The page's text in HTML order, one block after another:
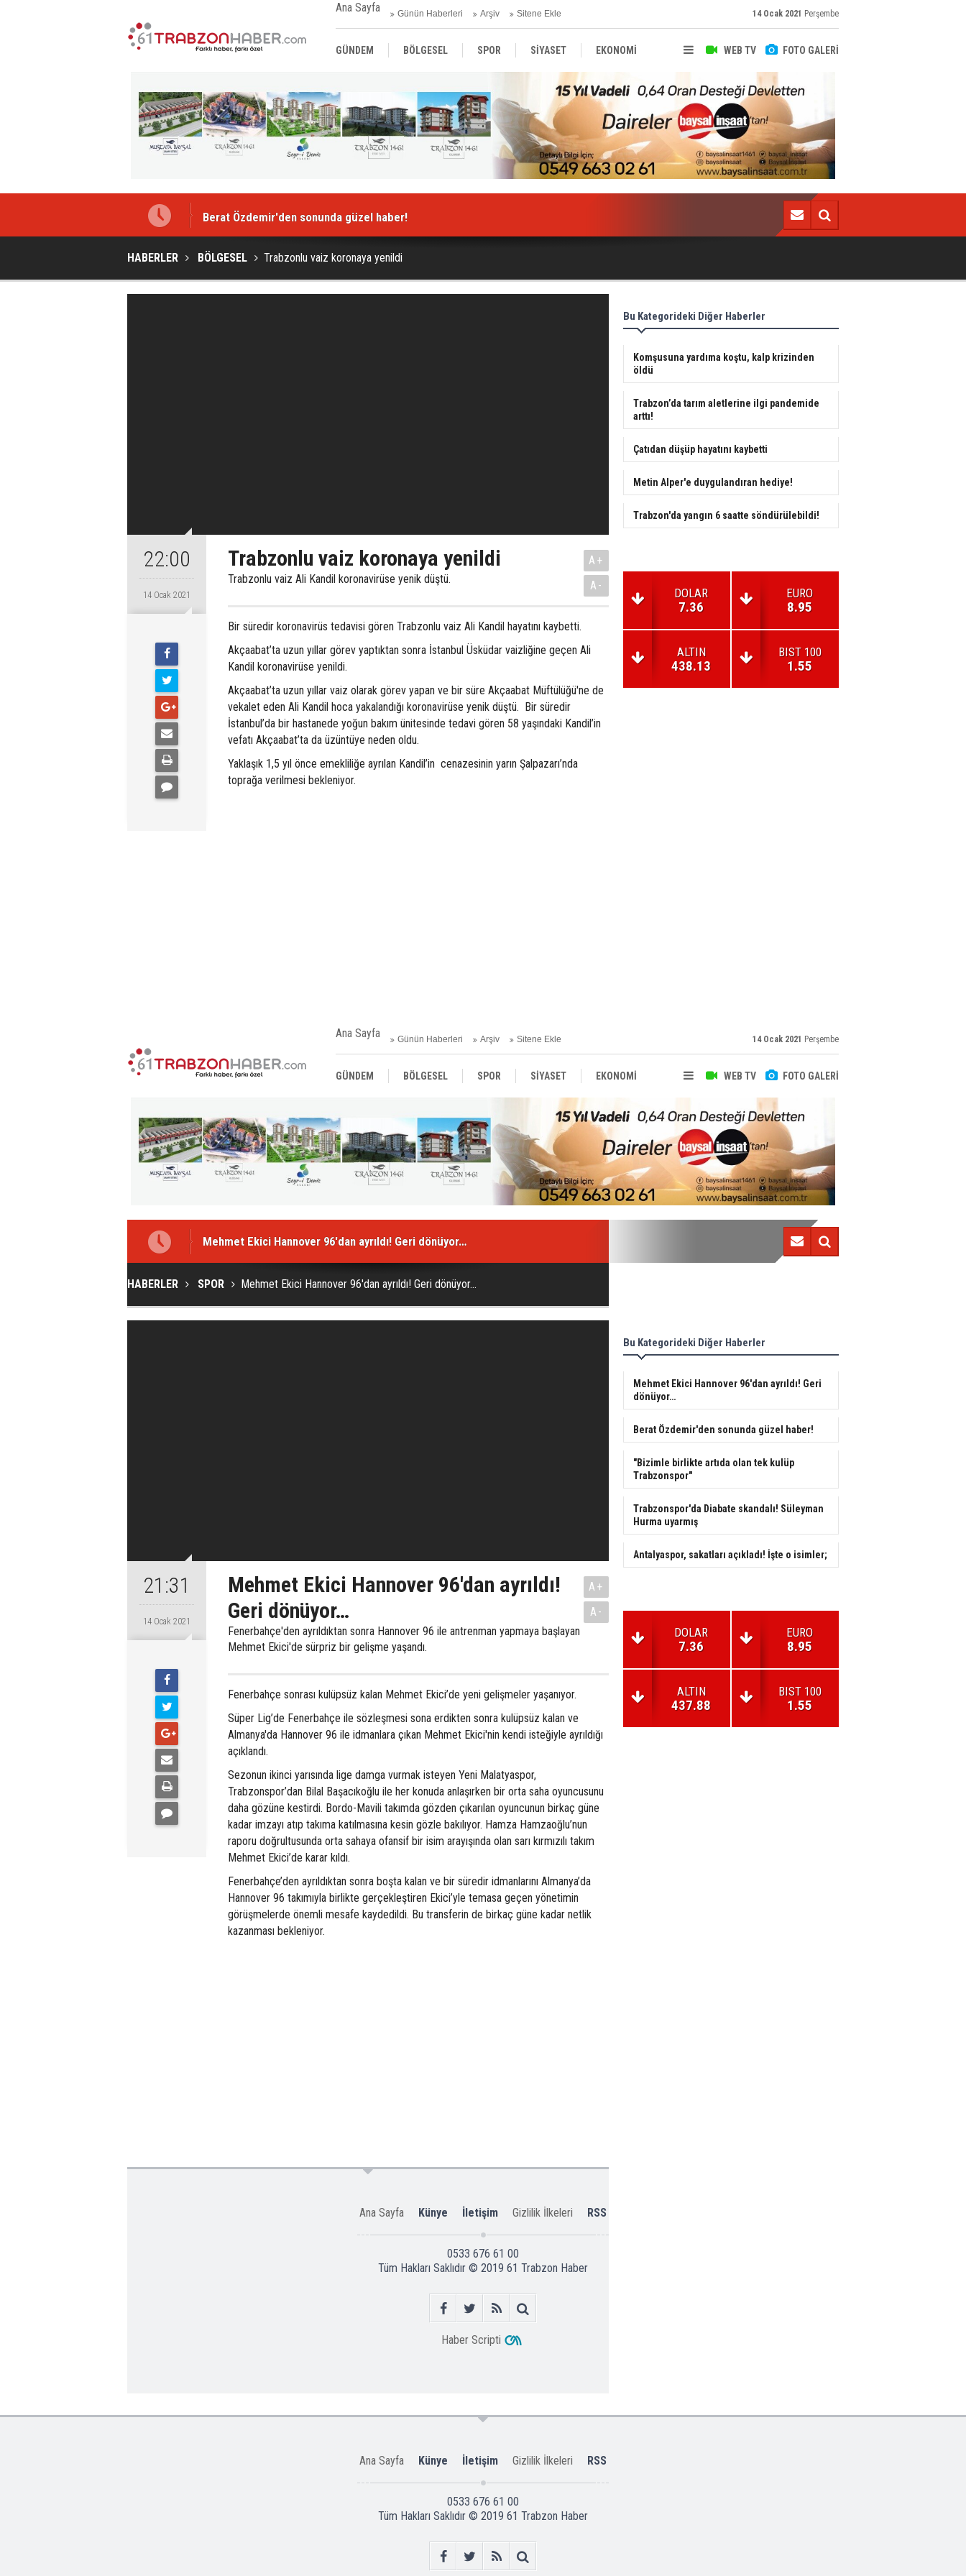
Ana Sayfa Günün Haberleri Arşiv Sitene Ekle 14 Ocak 2021 Perşembe
WEB TV FOTO GALERİ
GÜNDEM BÖLGESEL SPOR SİYASET EKONOMİ
SAĞLIK MAGAZİN BİLİM - TEKNOLOJİ
Berat Özdemir'den sonunda güzel haber! Türkiye günlük koronavirüs raporu - 14 Ocak
HABERLER BÖLGESEL Trabzonlu vaiz koronaya yenildi
22:00
14 Ocak 2021
Trabzonlu vaiz koronaya yenildi
Trabzonlu vaiz Ali Kandil koronavirüse yenik düştü.
A+
A-
Bir süredir koronavirüs tedavisi gören Trabzonlu vaiz Ali Kandil hayatını kaybetti.
Akçaabat’ta uzun yıllar görev yaptıktan sonra İstanbul Üsküdar vaizliğine geçen Ali
Kandil koronavirüse yenildi.
Akçaabat’ta uzun yıllar vaiz olarak görev yapan ve bir süre Akçaabat Müftülüğü'ne de
vekalet eden Ali Kandil hoca yakalandığı koronavirüse yenik düştü. Bir süredir
İstanbul’da bir hastanede yoğun bakım ünitesinde tedavi gören 58 yaşındaki Kandil’in
vefatı Akçaabat’ta da üzüntüye neden oldu.
Yaklaşık 1,5 yıl önce emekliliğe ayrılan Kandil’in cenazesinin yarın Şalpazarı’nda
toprağa verilmesi bekleniyor.
Ana Sayfa Günün Haberleri Arşiv Sitene Ekle 14 Ocak 2021 Perşembe
WEB TV FOTO GALERİ
GÜNDEM BÖLGESEL SPOR SİYASET EKONOMİ
SAĞLIK MAGAZİN BİLİM - TEKNOLOJİ
Mehmet Ekici Hannover 96'dan ayrıldı! Geri dönüyor… Berat Özdemir'den sonunda güzel haber!
HABERLER SPOR Mehmet Ekici Hannover 96'dan ayrıldı! Geri dönüyor…
21:31
14 Ocak 2021
Mehmet Ekici Hannover 96'dan ayrıldı!
Geri dönüyor…
Fenerbahçe'den ayrıldıktan sonra Hannover 96 ile antrenman yapmaya başlayan
Mehmet Ekici'de sürpriz bir gelişme yaşandı.
A+
A-
Fenerbahçe sonrası kulüpsüz kalan Mehmet Ekici’de yeni gelişmeler yaşanıyor.
Süper Lig’de Fenerbahçe ile sözleşmesi sona erdikten sonra kulüpsüz kalan ve
Almanya'da Hannover 96 ile idmanlara çıkan Mehmet Ekici'nin kendi isteğiyle ayrıldığı
açıklandı.
Sezonun ikinci yarısında lige damga vurmak isteyen Yeni Malatyaspor,
Trabzonspor’dan Bilal Başacıkoğlu ile her konuda anlaşırken bir orta saha oyuncusunu
daha gözüne kestirdi. Bordo-Mavili takımda gözden çıkarılan oyuncunun birkaç güne
kadar imzayı atıp takıma katılmasına kesin gözle bakılıyor. Hamza Hamzaoğlu’nun
raporu doğrultusunda orta sahaya ofansif bir isim arayışında olan sarı kırmızılı takım
Mehmet Ekici’de karar kıldı.
Fenerbahçe’den ayrıldıktan sonra boşta kalan ve bir süredir idmanlarını Almanya’da
Hannover 96 takımıyla birlikte gerçekleştiren Ekici’yle temasa geçen yönetimin
görüşmelerde önemli mesafe kaydedildi. Bu transferin de birkaç güne kadar netlik
kazanması bekleniyor.
Bu Kategorideki Diğer Haberler
Mehmet Ekici Hannover 96'dan ayrıldı! Geri
dönüyor…
Berat Özdemir'den sonunda güzel haber!
"Bizimle birlikte artıda olan tek kulüp
Trabzonspor"
Trabzonspor'da Diabate skandalı! Süleyman
Hurma uyarmış
Antalyaspor, sakatları açıkladı! İşte o isimler;
DOLAR
7.36
EURO
8.95
ALTIN
437.88
BIST 100
1.55
Ana Sayfa Künye İletişim Gizlilik İlkeleri RSS
0533 676 61 00
Tüm Hakları Saklıdır © 2019 61 Trabzon Haber
Haber Scripti
Bu Kategorideki Diğer Haberler
Komşusuna yardıma koştu, kalp krizinden
öldü
Trabzon’da tarım aletlerine ilgi pandemide
arttı!
Çatıdan düşüp hayatını kaybetti
Metin Alper'e duygulandıran hediye!
Trabzon'da yangın 6 saatte söndürülebildi!
DOLAR
7.36
EURO
8.95
ALTIN
438.13
BIST 100
1.55
Ana Sayfa Künye İletişim Gizlilik İlkeleri RSS
0533 676 61 00
Tüm Hakları Saklıdır © 2019 61 Trabzon Haber